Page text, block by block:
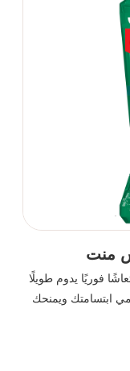
منت
فوريًا يدوم طويلًا
ابتسامتك ويمنحك